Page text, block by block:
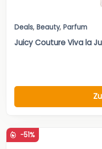
Deals, Beauty, Parfum
Juicy Couture Viva la
-51%